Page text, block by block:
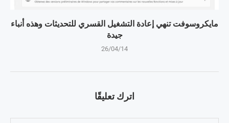
مايكروسوفت تنهي إعادة التشغيل القسري للتحديثات وهذه أنباء
جيدة
26/04/14
اترك تعليقًا